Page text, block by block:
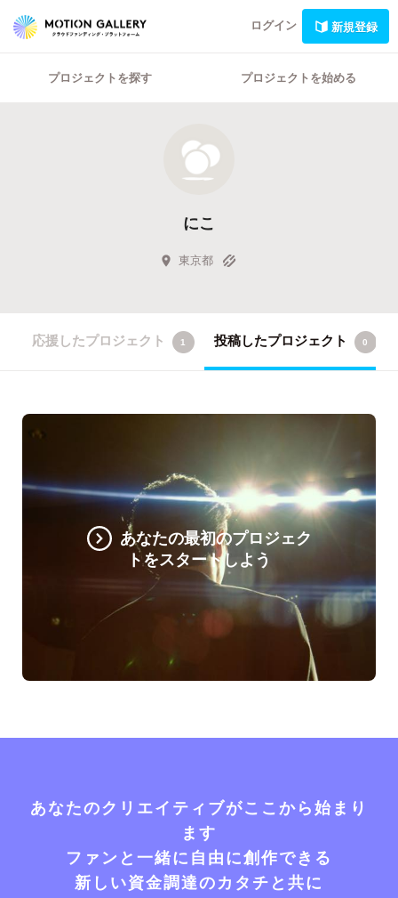
ログイン 新規登録
プロジェクトを探す プロジェクトを始める
にこ
東京都
応援したプロジェクト 1 投稿したプロジェクト 0
あなたの最初のプロジェク
トをスタートしよう
あなたのクリエイティブがここから始まり
ます
ファンと一緒に自由に創作できる
新しい資金調達のカタチと共に